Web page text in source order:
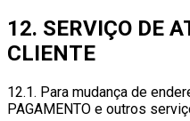
12. SERVIÇO DE
CLIENTE
12.1. Para mudança de
PAGAMENTO e outros